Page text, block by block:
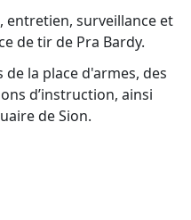
surveillance et
de tir de Pra Bardy.
la place d'armes, des
d’instruction, ainsi
de Sion.